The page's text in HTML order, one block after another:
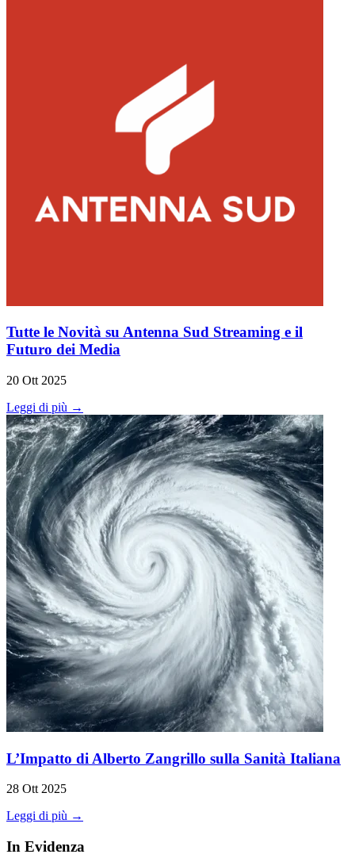
Tutte le Novità su Antenna Sud Streaming e il
Futuro dei Media
20 Ott 2025
Leggi di più →
L’Impatto di Alberto Zangrillo sulla Sanità Italiana
28 Ott 2025
Leggi di più →
In Evidenza